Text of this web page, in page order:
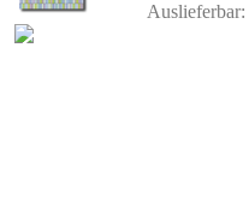
Auslieferbar: